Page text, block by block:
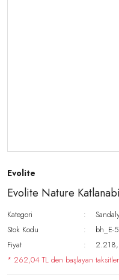
Evolite
Evolite Nature
Kategori
Stok Kodu
bh_E-
Fiyat
* 262,04 TL den başlayan